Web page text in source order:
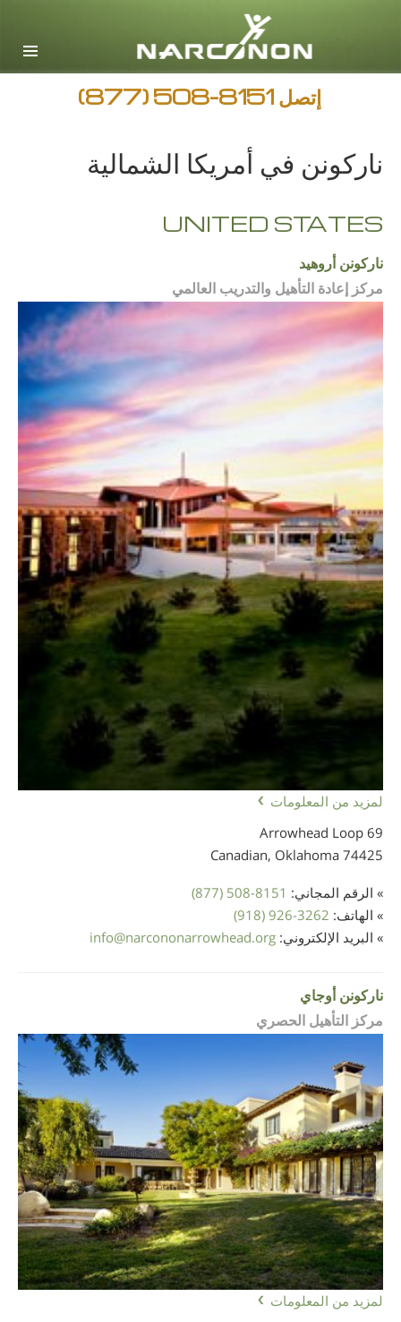
Arabic
جميع المناطق / اللغات
إتصل(877) 508-8151
ناركونن في أمريكا الشمالية
UNITED STATES
ناركونن أروهيد
مركز إعادة التأهيل والتدريب العالمي
لمزيد من المعلومات
69 Arrowhead Loop
Canadian, Oklahoma 74425
» الرقم المجاني: (877) 508-8151
» الهاتف: (918) 926-3262
» البريد الإلكتروني:
info@narcononarrowhead.org
ناركونن أوجاي
مركز التأهيل الحصري
لمزيد من المعلومات